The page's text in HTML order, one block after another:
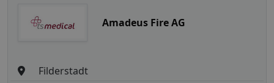
Amadeus Fire AG
Filderstadt